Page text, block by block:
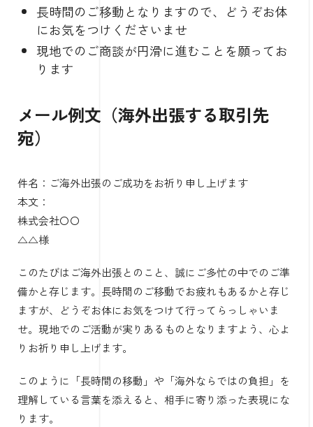
長時間のご移動となりますので、どうぞお体
にお気をつけくださいませ
現地でのご商談が円滑に進むことを願ってお
ります
メール例文（海外出張する取引先
宛）
件名：ご海外出張のご成功をお祈り申し上げます
本文：
株式会社〇〇
△△様
このたびはご海外出張とのこと、誠にご多忙の中でのご準
備かと存じます。長時間のご移動でお疲れもあるかと存じ
ますが、どうぞお体にお気をつけて行ってらっしゃいま
せ。現地でのご活動が実りあるものとなりますよう、心よ
りお祈り申し上げます。
このように「長時間の移動」や「海外ならではの負担」を
理解している言葉を添えると、相手に寄り添った表現にな
ります。